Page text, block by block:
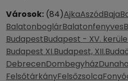
Városok: (84)AjkaAszódBaja
BalatonboglárBalatonfenyves
BudapestBudapest - XV.
Budapest XI.Budapest, XII.
DebrecenDombegyház
FelsőtárkányFelsőzsolca